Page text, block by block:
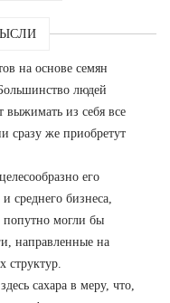
на основе семян
людей
выжимать из себя все
сразу же приобретут
его
среднего бизнеса,
попутно могли бы
направленные на
сахара в меру, что,